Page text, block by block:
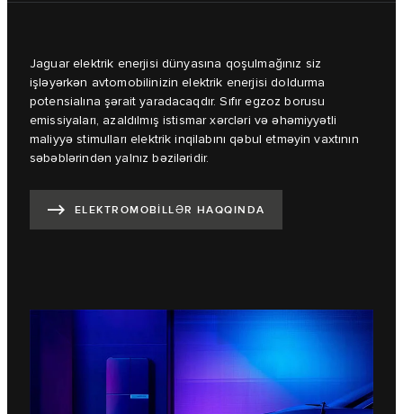
Jaguar elektrik enerjisi dünyasına qoşulmağınız siz
işləyərkən avtomobilinizin elektrik enerjisi doldurma
potensialına şərait yaradacaqdır. Sıfır egzoz borusu
emissiyaları, azaldılmış istismar xərcləri və əhəmiyyətli
maliyyə stimulları elektrik inqilabını qəbul etməyin vaxtının
səbəblərindən yalnız bəziləridir.
ELEKTROMOBİLLƏR HAQQINDA